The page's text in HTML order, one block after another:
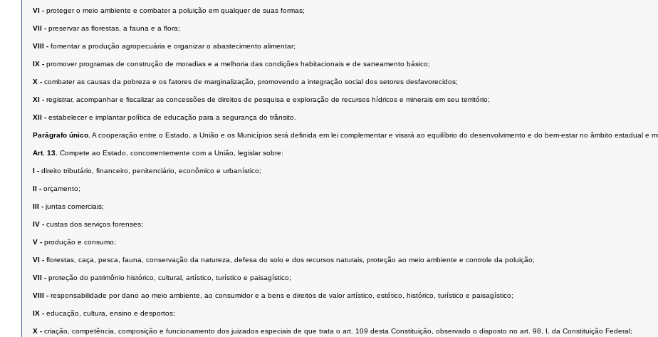
VI - proteger o meio ambiente e combater a poluição em qualquer de suas formas;
VII - preservar as ﬂorestas, a fauna e a ﬂora;
VIII - fomentar a produção agropecuária e organizar o abastecimento alimentar;
IX - promover programas de construção de moradias e a melhoria das condições habitacionais e de saneamento básico;
X - combater as causas da pobreza e os fatores de marginalização, promovendo a integração social dos setores desfavorecidos;
XI - registrar, acompanhar e ﬁscalizar as concessões de direitos de pesquisa e exploração de recursos hídricos e minerais em seu território;
XII - estabelecer e implantar política de educação para a segurança do trânsito.
Parágrafo único. A cooperação entre o Estado, a União e os Municípios será deﬁnida em lei complementar e visará ao equilíbrio do desenvolvimento e do bem-estar no âmbito estadual e
Art. 13. Compete ao Estado, concorrentemente com a União, legislar sobre:
I - direito tributário, ﬁnanceiro, penitenciário, econômico e urbanístico;
II - orçamento;
III - juntas comerciais;
IV - custas dos serviços forenses;
V - produção e consumo;
VI - ﬂorestas, caça, pesca, fauna, conservação da natureza, defesa do solo e dos recursos naturais, proteção ao meio ambiente e controle da poluição;
VII - proteção do patrimônio histórico, cultural, artístico, turístico e paisagístico;
VIII - responsabilidade por dano ao meio ambiente, ao consumidor e a bens e direitos de valor artístico, estético, histórico, turístico e paisagístico;
IX - educação, cultura, ensino e desportos;
X - criação, competência, composição e funcionamento dos juizados especiais de que trata o art. 109 desta Constituição, observado o disposto no art. 98, I, da Constituição Federal;